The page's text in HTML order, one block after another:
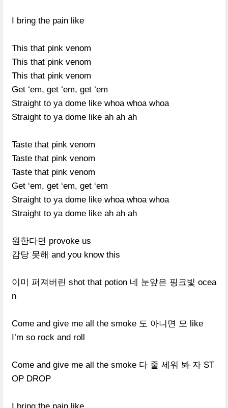
I bring the pain like
This that pink venom
This that pink venom
This that pink venom
Get ‘em, get ‘em, get ‘em
Straight to ya dome like whoa whoa whoa
Straight to ya dome like ah ah ah
Taste that pink venom
Taste that pink venom
Taste that pink venom
Get ‘em, get ‘em, get ‘em
Straight to ya dome like whoa whoa whoa
Straight to ya dome like ah ah ah
원한다면 provoke us
감당 못해 and you know this
이미 퍼져버린 shot that potion 네 눈앞은 핑크빛 ocea
n
Come and give me all the smoke 도 아니면 모 like
I’m so rock and roll
Come and give me all the smoke 다 줄 세워 봐 자 ST
OP DROP